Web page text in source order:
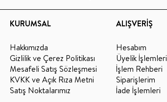
KURUMSAL
Hakkımızda
Gizlilik ve Çerez Politikası
Mesafeli Satış Sözleşmesi
KVKK ve Açık Rıza Metni
Satış Noktalarımız
ALIŞVERİŞ
Hesabım
Üyelik İşlemleri
İşlem Rehberi
Siparişlerim
İade İşlemleri